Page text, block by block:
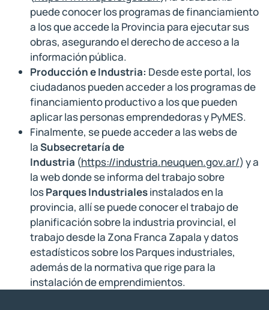
puede conocer los programas de financiamiento
a los que accede la Provincia para ejecutar sus
obras, asegurando el derecho de acceso a la
información pública.
Producción e Industria: Desde este portal, los
ciudadanos pueden acceder a los programas de
financiamiento productivo a los que pueden
aplicar las personas emprendedoras y PyMES.
Finalmente, se puede acceder a las webs de
laSubsecretaría de
Industria (https://industria.neuquen.gov.ar/) y a
la web donde se informa del trabajo sobre
losParques Industrialesinstalados en la
provincia, allí se puede conocer el trabajo de
planificación sobre la industria provincial, el
trabajo desde la Zona Franca Zapala y datos
estadísticos sobre los Parques industriales,
además de la normativa que rige para la
instalación de emprendimientos.